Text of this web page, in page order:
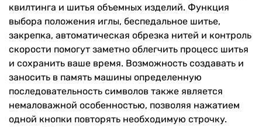
квилтинга и шитья объемных изделий. Функция
выбора положения иглы, беспедальное шитье,
закрепка, автоматическая обрезка нитей и контроль
скорости помогут заметно облегчить процесс шитья
и сохранить ваше время. Возможность создавать и
заносить в память машины определенную
последовательность символов также является
немаловажной особенностью, позволяя нажатием
одной кнопки повторять необходимую строчку.